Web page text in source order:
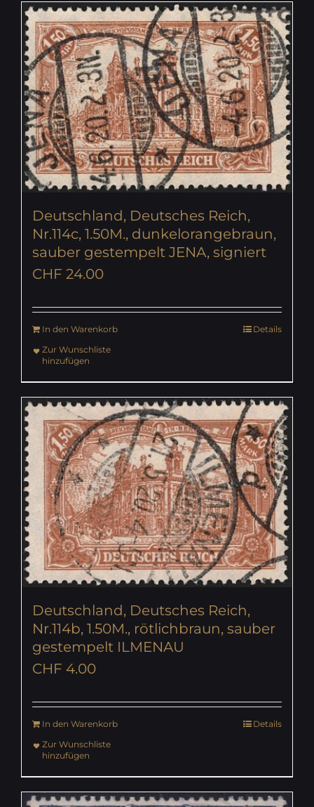
Deutschland, Deutsches Reich,
Nr.114c, 1.50M., dunkelorangebraun,
sauber gestempelt JENA, signiert
CHF 24.00
In den Warenkorb
Details
Zur Wunschliste
hinzufügen
Deutschland, Deutsches Reich,
Nr.114b, 1.50M., rötlichbraun, sauber
gestempelt ILMENAU
CHF 4.00
In den Warenkorb
Details
Zur Wunschliste
hinzufügen